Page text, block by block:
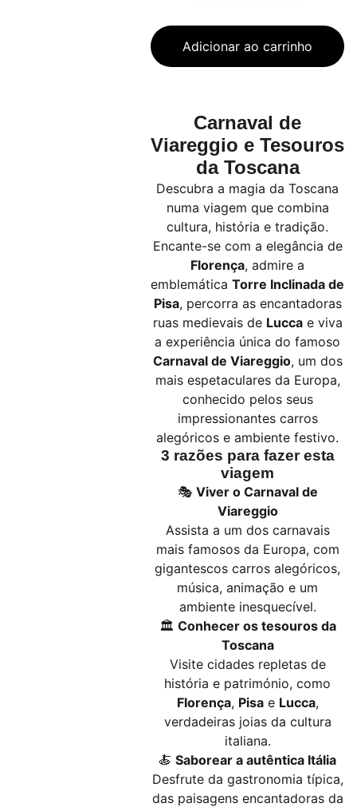
Adicionar ao carrinho
Carnaval de
Viareggio e Tesouros
da Toscana
Descubra a magia da Toscana
numa viagem que combina
cultura, história e tradição.
Encante-se com a elegância de
Florença, admire a
emblemática Torre Inclinada de
Pisa, percorra as encantadoras
ruas medievais de Luccae viva
a experiência única do famoso
Carnaval de Viareggio, um dos
mais espetaculares da Europa,
conhecido pelos seus
impressionantes carros
alegóricos e ambiente festivo.
3 razões para fazer esta
viagem
🎭 Viver o Carnaval de
Viareggio
Assista a um dos carnavais
mais famosos da Europa, com
gigantescos carros alegóricos,
música, animação e um
ambiente inesquecível.
🏛️ Conhecer os tesouros da
Toscana
Visite cidades repletas de
história e património, como
Florença, Pisae Lucca,
verdadeiras joias da cultura
italiana.
🍝 Saborear a autêntica Itália
Desfrute da gastronomia típica,
das paisagens encantadoras da